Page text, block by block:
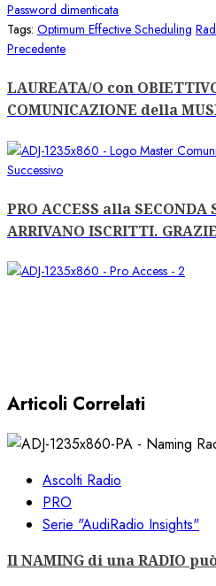
Password dimenticata
Tags: Optimum Effective Scheduling
Navigazione
articolo
PrecedenteArticolo
LAUREATA/O con
COMUNICAZIONE della
SuccessivoArticolo
PRO ACCESS alla SECONDA
ARRIVANO ISCRITTI.
Articoli Correlati
Ascolti Radio
PRO
Serie "AudiRadio Insights"
Il NAMING di una RADIO può